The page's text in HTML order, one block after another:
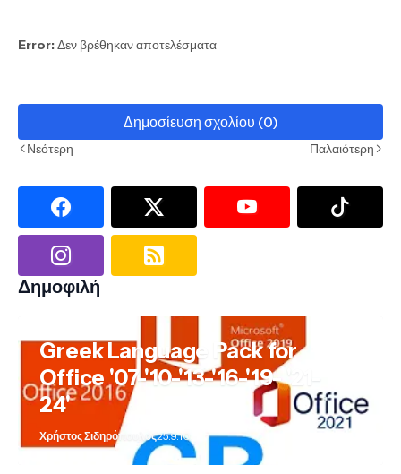
Error:Δεν βρέθηκαν αποτελέσματα
Δημοσίευση σχολίου (0)
Νεότερη Παλαιότερη
Δημοφιλή
Greek Language Pack for
Office '07-'10-'13-'16-'19- '21-
24'
Χρήστος Σιδηρόπουλος25.9.10